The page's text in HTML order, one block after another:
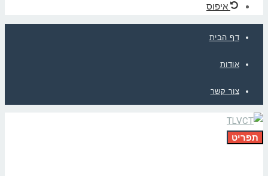
איפוס
דף הבית
אודות
צור קשר
תפריט